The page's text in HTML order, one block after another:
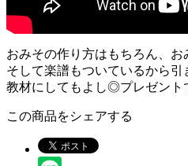
おみその作り方はもちろん、お
そして楽譜もついているから引
教材にしてもよし◎プレゼン
この商品をシェアする